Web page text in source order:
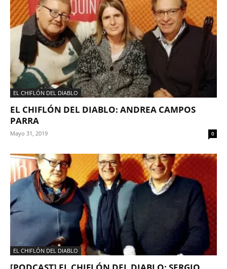
EL CHIFLÓN DEL DIABLO
EL CHIFLÓN DEL DIABLO: ANDREA CAMPOS
PARRA
Mayo 31, 2019 0
EL CHIFLÓN DEL DIABLO